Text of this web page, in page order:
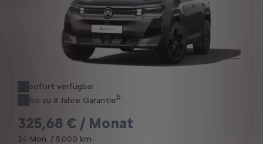
sofort verfügbar
bis zu 8 Jahre Garantieb
325,68 € / Monat
24 Mon. / 5.000 km